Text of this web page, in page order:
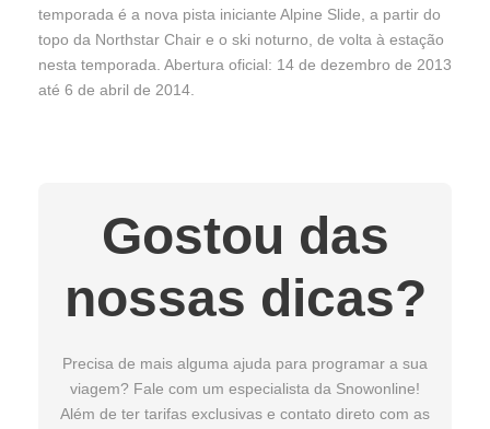
temporada é a nova pista iniciante Alpine Slide, a partir do
topo da Northstar Chair e o ski noturno, de volta à estação
nesta temporada. Abertura oficial: 14 de dezembro de 2013
até 6 de abril de 2014.
Gostou das
nossas dicas?
Precisa de mais alguma ajuda para programar a sua
viagem? Fale com um especialista da Snowonline!
Além de ter tarifas exclusivas e contato direto com as